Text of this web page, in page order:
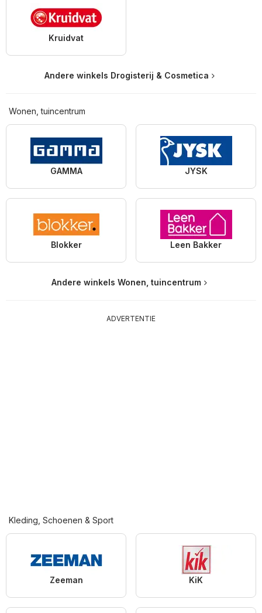
Kruidvat
Andere winkels Drogisterij & Cosmetica
Wonen, tuincentrum
GAMMA JYSK
Blokker Leen Bakker
Andere winkels Wonen, tuincentrum
ADVERTENTIE
Kleding, Schoenen & Sport
Zeeman KiK